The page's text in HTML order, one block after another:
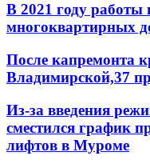
В 2021 году работы
многоквартирных
После капремонта
Владимирской,37
Из-за введения
сместился график
лифтов в Муроме